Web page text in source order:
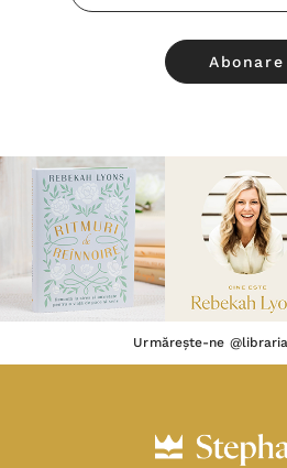
Email
Urmărește-ne